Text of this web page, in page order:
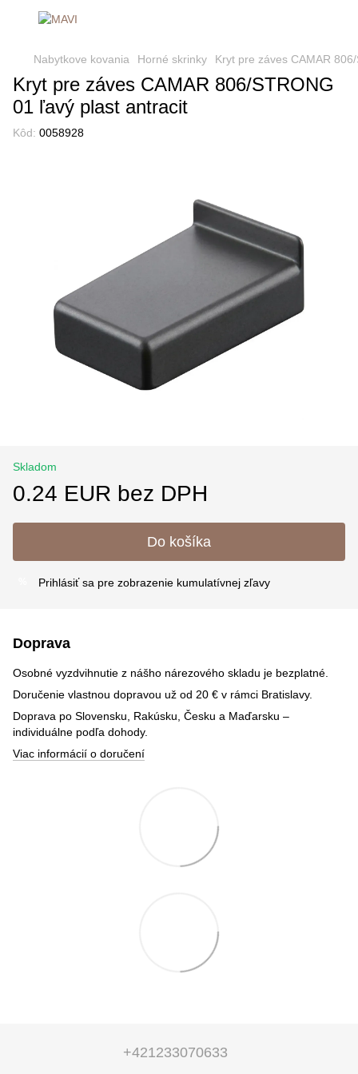
Nabytkove kovania Horné skrinky Kryt pre záves CAMAR
Kryt pre záves CAMAR 806/STRONG
01 ľavý plast antracit
Kôd: 0058928
Skladom
0.24 EUR bez DPH
Do košíka
Prihlásiť sa pre zobrazenie kumulatívnej zľavy
Doprava
Osobné vyzdvihnutie z nášho nárezového skladu je bezplatné.
Doručenie vlastnou dopravou už od 20 € v rámci Bratislavy.
Doprava po Slovensku, Rakúsku, Česku a Maďarsku –
individuálne podľa dohody.
Viac informácií o doručení
+421233070633